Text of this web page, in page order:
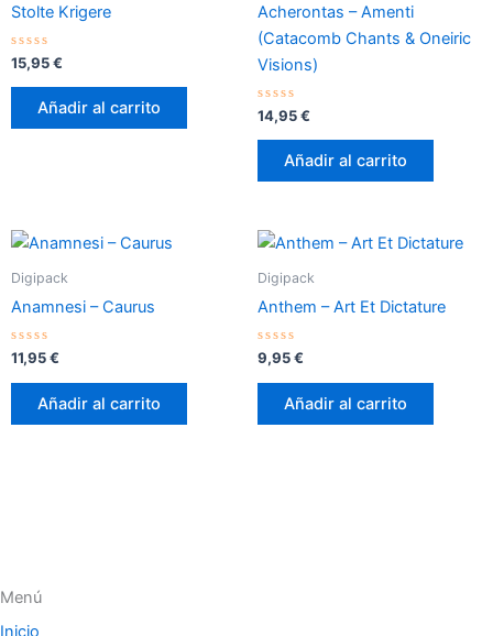
Stolte Krigere
Valorado
con
0
15,95€
Añadir al carrito
Acherontas – Amenti
(Catacomb Chants & Oneiric
Visions)
Valorado
con
0
14,95€
Añadir al carrito
Digipack
Anamnesi – Caurus
Valorado
con
0
11,95€
Añadir al carrito
Digipack
Anthem – Art Et Dictature
Valorado
con
0
9,95€
Añadir al carrito
Menú
Inicio